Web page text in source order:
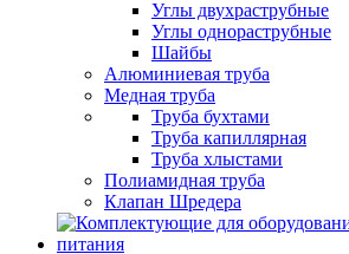
Углы двухраструбные
Углы однораструбные
Шайбы
Алюминиевая труба
Медная труба
Труба бухтами
Труба капиллярная
Труба хлыстами
Полиамидная труба
Клапан Шредера